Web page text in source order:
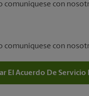
comuníquese con
comuníquese con
El Acuerdo De Servicio